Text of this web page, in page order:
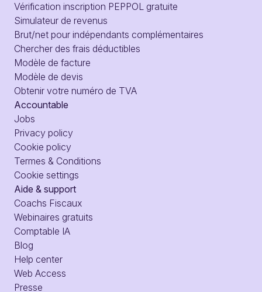
Vérification inscription PEPPOL gratuite
Simulateur de revenus
Brut/net pour indépendants complémentaires
Chercher des frais déductibles
Modèle de facture
Modèle de devis
Obtenir votre numéro de TVA
Accountable
Jobs
Privacy policy
Cookie policy
Termes & Conditions
Cookie settings
Aide & support
Coachs Fiscaux
Webinaires gratuits
Comptable IA
Blog
Help center
Web Access
Presse